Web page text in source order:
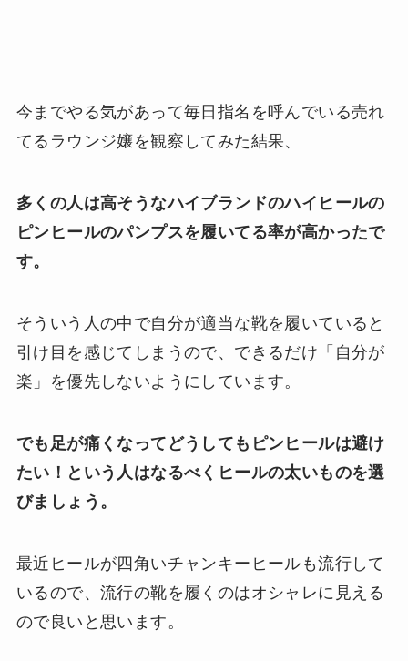
今までやる気があって毎日指名を呼んでいる売れ
てるラウンジ嬢を観察してみた結果、
多くの人は高そうなハイブランドのハイヒールの
ピンヒールのパンプスを履いてる率が高かったで
す。
そういう人の中で自分が適当な靴を履いていると
引け目を感じてしまうので、できるだけ「自分が
楽」を優先しないようにしています。
でも足が痛くなってどうしてもピンヒールは避け
たい！という人はなるべくヒールの太いものを選
びましょう。
最近ヒールが四角いチャンキーヒールも流行して
いるので、流行の靴を履くのはオシャレに見える
ので良いと思います。